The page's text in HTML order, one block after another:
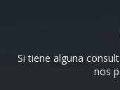
Si tiene alguna
nos